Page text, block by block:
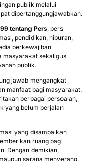
publik melalui
dipertanggungjawabkan.
tentang Pers, pers
pendidikan, hiburan,
berkewajiban
masyarakat sekaligus
publik.
jawab mengangkat
manfaat bagi masyarakat.
berbagai persoalan,
yang belum berjalan
yang disampaikan
ruang bagi
Dengan demikian,
sarana menyerang